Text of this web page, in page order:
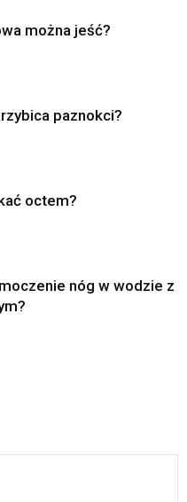
można jeść?
paznokci?
octem?
nóg w wodzie z